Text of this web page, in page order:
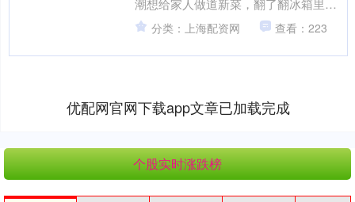
潮想给家人做道新菜，翻了翻冰箱里的
存货，看到几个鸡翅，突然想起之前刷
到一道焦糖鸡翅的食谱——....
分类：上海配资网 查看：223
优配网官网下载app文章已加载完成
个股实时涨跌榜